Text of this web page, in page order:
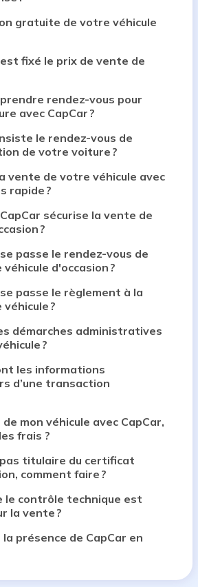
gratuite de votre véhicule
fixé le prix de vente de
rendez-vous pour
avec CapCar ?
le rendez-vous de
de votre voiture ?
vente de votre véhicule avec
rapide ?
sécurise la vente de
?
passe le rendez-vous de
d'occasion ?
passe le règlement à la
?
démarches administratives
?
les informations
d’une transaction
mon véhicule avec CapCar,
frais ?
pas titulaire du certificat
comment faire ?
le contrôle technique est
la vente ?
présence de CapCar en